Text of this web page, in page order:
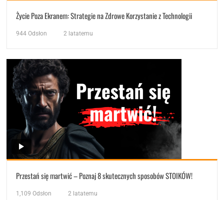
Życie Poza Ekranem: Strategie na Zdrowe Korzystanie z Technologii
944 Odsłon 2 latatemu
Przestań się martwić – Poznaj 8 skutecznych sposobów STOIKÓW!
1,109 Odsłon 2 latatemu